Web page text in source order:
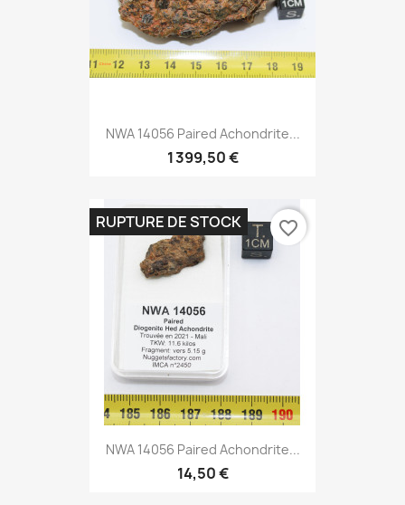
NWA 14056 Paired Achondrite...
1 399,50 €
NWA 14056 Paired Achondrite...
14,50 €
RUPTURE DE STOCK favorite_border